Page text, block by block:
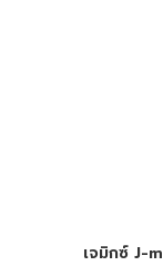
เจมิกซ์ J-